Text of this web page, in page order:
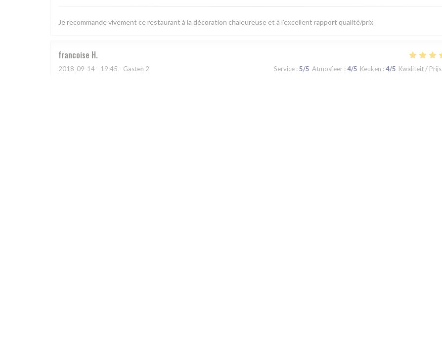
Je recommande vivement ce restaurant à la décoration chaleureuse et à l’excellent rapport qualité/prix
francoise H
2018-09-14 - 19:45 - Gasten 2 Service : 5/5 Atmosfeer : 4/5 Keuken : 4/5 Kwaliteit / Prijs